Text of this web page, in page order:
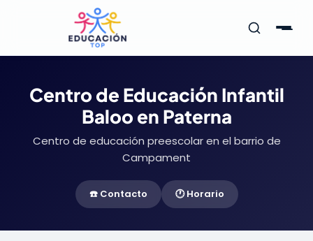
Centro de Educación Infantil
Baloo en Paterna
Centro de educación preescolar en el barrio de
Campament
☎️ Contacto 🕐 Horario